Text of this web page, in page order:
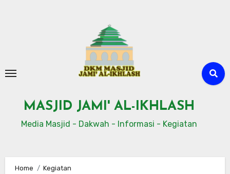
MASJID JAMI' AL-IKHLASH
Media Masjid - Dakwah - Informasi - Kegiatan
Home Kegiatan